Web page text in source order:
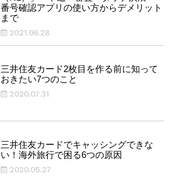
番号確認アプリの使い方からデメリット
まで
2021.06.28
三井住友カード2枚目を作る前に知って
おきたい7つのこと
2020.07.31
三井住友カードでキャッシングできな
い！海外旅行で困る6つの原因
2020.05.27